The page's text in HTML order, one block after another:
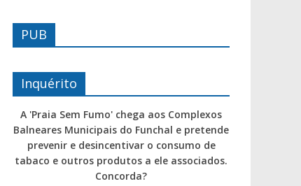
PUB
Inquérito
A 'Praia Sem Fumo' chega aos Complexos
Balneares Municipais do Funchal e pretende
prevenir e desincentivar o consumo de
tabaco e outros produtos a ele associados.
Concorda?